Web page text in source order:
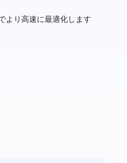
より高速に最適化します